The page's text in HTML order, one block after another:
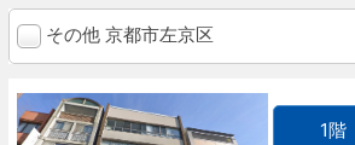
その他 京都市左京区
1階